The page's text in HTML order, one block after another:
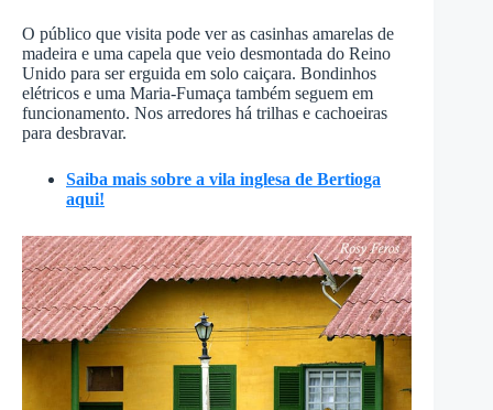
O público que visita pode ver as casinhas amarelas de
madeira e uma capela que veio desmontada do Reino
Unido para ser erguida em solo caiçara. Bondinhos
elétricos e uma Maria-Fumaça também seguem em
funcionamento. Nos arredores há trilhas e cachoeiras
para desbravar.
Saiba mais sobre a vila inglesa de Bertioga
aqui!